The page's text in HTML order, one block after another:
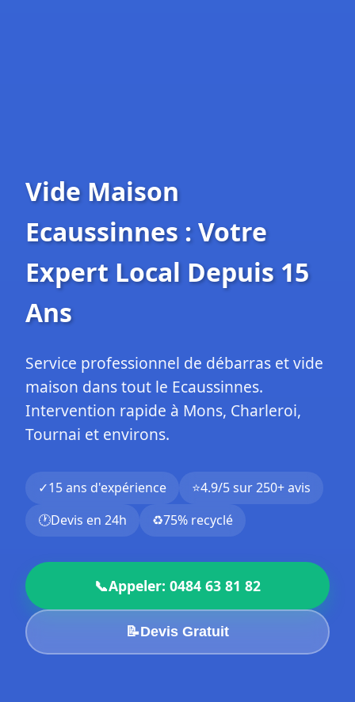
Vide Maison
Ecaussinnes : Votre
Expert Local Depuis 15
Ans
Service professionnel de débarras et vide
maison dans tout le Ecaussinnes.
Intervention rapide à Mons, Charleroi,
Tournai et environs.
✓15 ans d'expérience ⭐4.9/5 sur 250+ avis
🕐Devis en 24h ♻️75% recyclé
📞Appeler: 0484 63 81 82
📝Devis Gratuit